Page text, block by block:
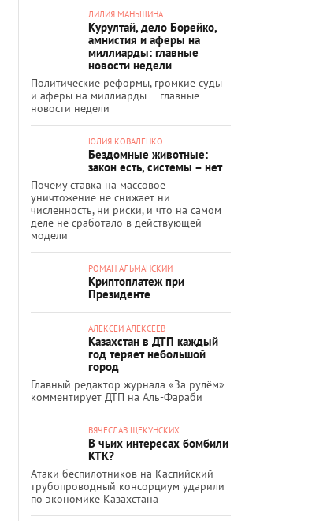
ЛИЛИЯ МАНЬШИНА
Курултай, дело Борейко,
амнистия и аферы на
миллиарды: главные
новости недели
Политические реформы, громкие суды
и аферы на миллиарды — главные
новости недели
ЮЛИЯ КОВАЛЕНКО
Бездомные животные:
закон есть, системы – нет
Почему ставка на массовое
уничтожение не снижает ни
численность, ни риски, и что на самом
деле не сработало в действующей
модели
РОМАН АЛЬМАНСКИЙ
Криптоплатеж при
Президенте
АЛЕКСЕЙ АЛЕКСЕЕВ
Казахстан в ДТП каждый
год теряет небольшой
город
Главный редактор журнала «За рулём»
комментирует ДТП на Аль-Фараби
ВЯЧЕСЛАВ ЩЕКУНСКИХ
В чьих интересах бомбили
КТК?
Атаки беспилотников на Каспийский
трубопроводный консорциум ударили
по экономике Казахстана